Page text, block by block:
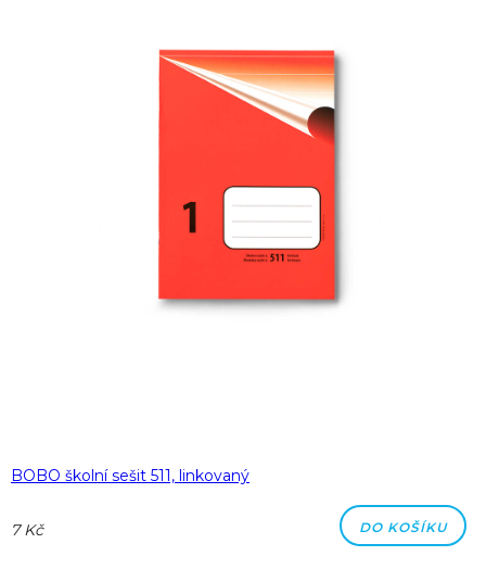
BOBO školní sešit 511, linkovaný
7 Kč DO KOŠÍKU